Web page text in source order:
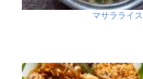
マサラライス